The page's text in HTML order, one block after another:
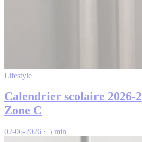
Lifestyle
Calendrier scolaire 2026-
Zone C
02-06-2026 · 5 min